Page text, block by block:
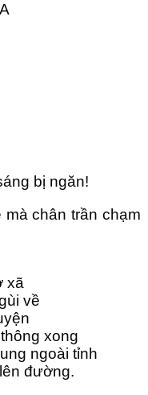
bị ngăn!
chân trần chạm
xã
về
xong
ngoài tỉnh
đường.